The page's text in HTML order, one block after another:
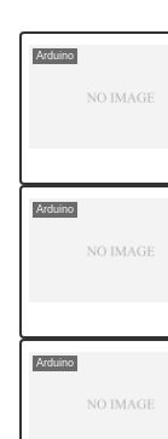
Arduino
Arduino
Arduino